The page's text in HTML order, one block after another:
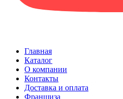
Главная
Каталог
О компании
Контакты
Доставка и оплата
Франшиза